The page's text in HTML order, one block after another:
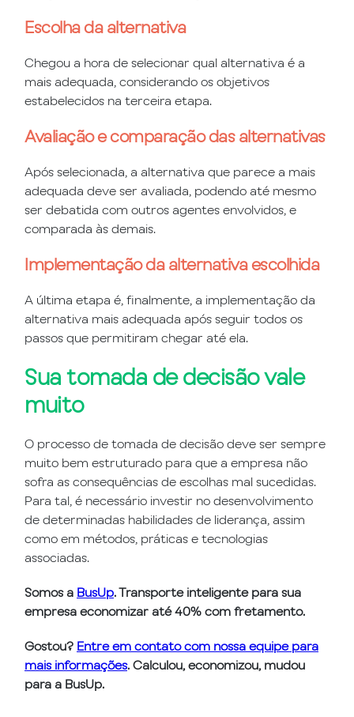
Escolha da alternativa
Chegou a hora de selecionar qual alternativa é a
mais adequada, considerando os objetivos
estabelecidos na terceira etapa.
Avaliação e comparação das alternativas
Após selecionada, a alternativa que parece a mais
adequada deve ser avaliada, podendo até mesmo
ser debatida com outros agentes envolvidos, e
comparada às demais.
Implementação da alternativa escolhida
A última etapa é, finalmente, a implementação da
alternativa mais adequada após seguir todos os
passos que permitiram chegar até ela.
Sua tomada de decisão vale
muito
O processo de tomada de decisão deve ser sempre
muito bem estruturado para que a empresa não
sofra as consequências de escolhas mal sucedidas.
Para tal, é necessário investir no desenvolvimento
de determinadas habilidades de liderança, assim
como em métodos, práticas e tecnologias
associadas.
Somos a BusUp. Transporte inteligente para sua
empresa economizar até 40% com fretamento.
Gostou? Entre em contato com nossa equipe para
mais informações. Calculou, economizou, mudou
para a BusUp.